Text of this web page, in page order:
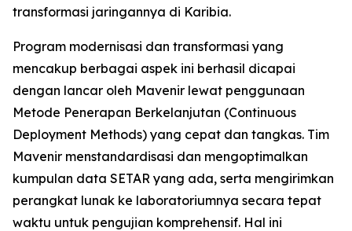
transformasi jaringannya di Karibia.
Program modernisasi dan transformasi yang
mencakup berbagai aspek ini berhasil dicapai
dengan lancar oleh Mavenir lewat penggunaan
Metode Penerapan Berkelanjutan (Continuous
Deployment Methods) yang cepat dan tangkas. Tim
Mavenir menstandardisasi dan mengoptimalkan
kumpulan data SETAR yang ada, serta mengirimkan
perangkat lunak ke laboratoriumnya secara tepat
waktu untuk pengujian komprehensif. Hal ini